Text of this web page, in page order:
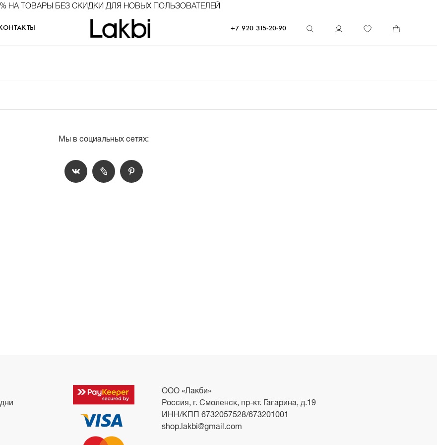
НА ТОВАРЫ БЕЗ СКИДКИ ДЛЯ НОВЫХ ПОЛЬЗОВАТЕЛЕЙ
КОНТАКТЫ +7 920 315-20-90
Мы в социальных сетях:
ООО «Лакби»
Россия, г. Смоленск, пр-кт. Гагарина, д.19
ИНН/КПП 6732057528/673201001
shop.lakbi@gmail.com